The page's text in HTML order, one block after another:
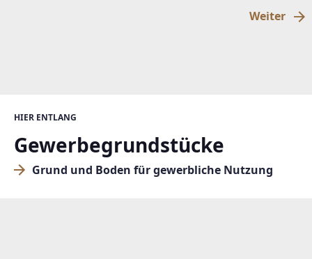
HIER ENTLANG
Gewerbegrundstücke
Grund und Boden für gewerbliche Nutzung
Weiter